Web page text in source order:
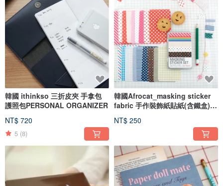
韓國 ithinkso 三折皮夾 手拿包
護照包PERSONAL ORGANIZER
NT$ 720
5 (8)
韓國Afrocat_masking sticker
fabric 手作裝飾紙貼紙(含鐵盒)卡
NT$ 250